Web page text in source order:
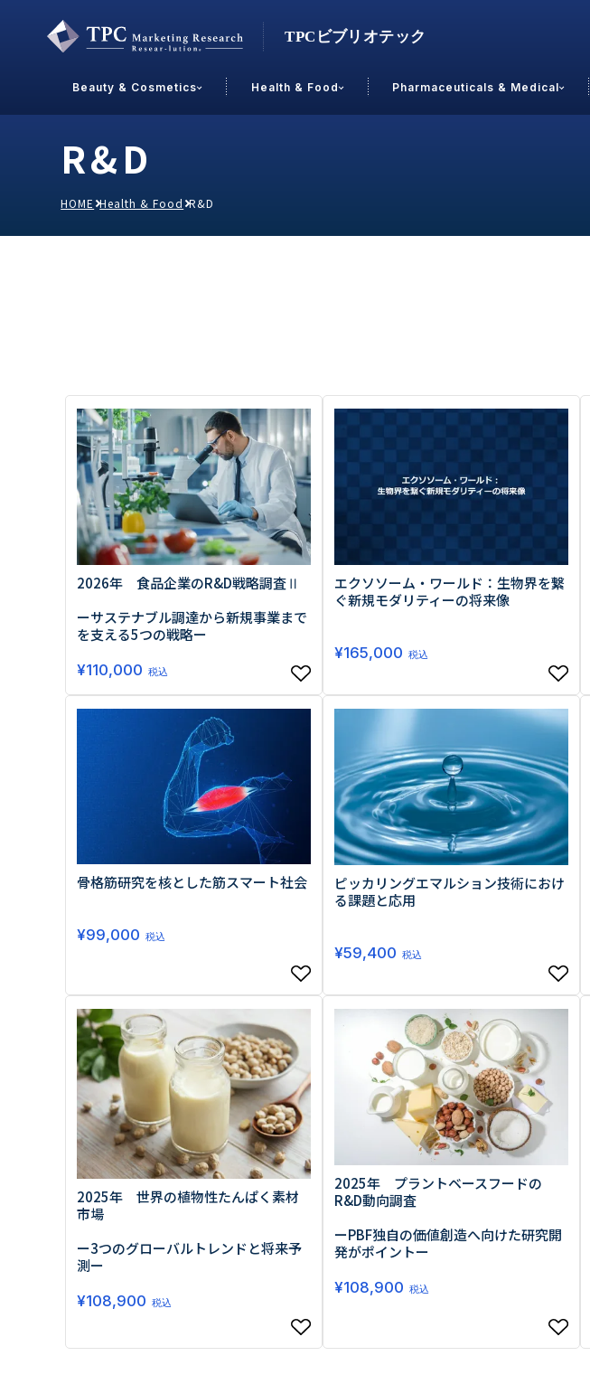
Beauty & Cosmetics Health & Food Pharmaceuticals & Medical
業界で選ぶ カテゴリで選ぶ
Contact Us
原料・素材
通販
美容室・サロン
海外
業務用
生活習慣
Pharmaceuticals & Medical
患者調査
ドクター調査
モダリティ
がん
精神神経
呼吸器・免疫
循環器・代謝
泌尿器・婦人
戦略
デジタル・Dtx
その他
ファイン・スペシャリティ・原料
自動車
ライフサイエンス
CDMO
市場調査 消費者調査 患者・ドクター調査
海外・グローバル調査
R&D
HOME Health & Food R&D
2026年 食品企業のR&D戦略調査Ⅱ
ーサステナブル調達から新規事業まで
を支える5つの戦略ー
¥110,000 税込
エクソソーム・ワールド：生物界を繋
ぐ新規モダリティーの将来像
¥165,000 税込
骨格筋研究を核とした筋スマート社会
¥99,000 税込
ピッカリングエマルション技術におけ
る課題と応用
¥59,400 税込
2025年 世界の植物性たんぱく素材
市場
ー3つのグローバルトレンドと将来予
測ー
¥108,900 税込
2025年 プラントベースフードの
R&D動向調査
ーPBF独自の価値創造へ向けた研究開
発がポイントー
¥108,900 税込